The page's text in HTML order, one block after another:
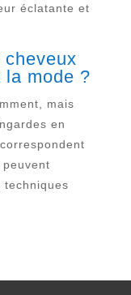
éclatante et
la mode ?
mais
en